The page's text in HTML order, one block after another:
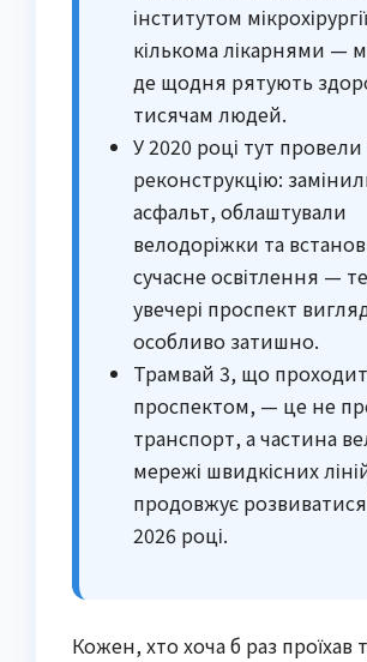
інститутом
кількома лікарнями —
де щодня рятують
тисячам людей.
У 2020 році тут
реконструкцію:
асфальт, облаштували
велодоріжки та
сучасне освітлення —
увечері проспект
особливо затишно.
Трамвай 3, що
проспектом, — це не
транспорт, а частина
мережі швидкісних
продовжує розвиватися
2026 році.
Кожен, хто хоча б раз проїхав